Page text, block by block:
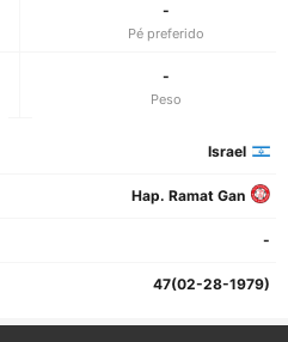
-
Pé preferido
-
Peso
Israel
Hap. Ramat Gan
-
47(02-28-1979)